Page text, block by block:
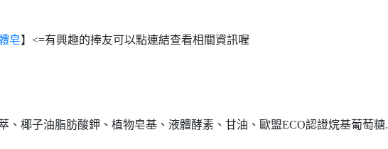
皂】<=有興趣的捧友可以點連結查看相關資訊喔
、椰子油脂肪酸鉀、植物皂基、液體酵素、甘油、歐盟ECO認證烷基葡萄糖.